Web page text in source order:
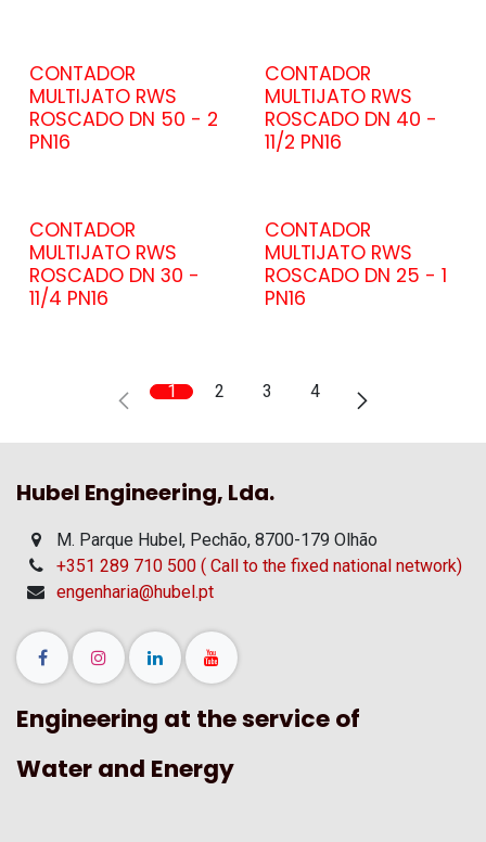
CONTADOR
MULTIJATO RWS
ROSCADO DN 50 - 2
PN16
CONTADOR
MULTIJATO RWS
ROSCADO DN 40 -
11/2 PN16
CONTADOR
MULTIJATO RWS
ROSCADO DN 30 -
11/4 PN16
CONTADOR
MULTIJATO RWS
ROSCADO DN 25 - 1
PN16
1 2 3 4
Hubel Engineering, Lda.
M. Parque Hubel, Pechão, 8700-179 Olhão
+351 289 710 500 ( Call to the fixed national network)
engenharia@hubel.pt
Engineering at the service of
Water and Energy